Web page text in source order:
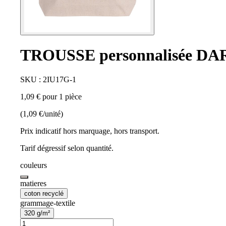
TROUSSE personnalisée
SKU : 2IU17G-1
1,09 € pour 1 pièce
(1,09 €/unité)
Prix indicatif hors marquage, hors transport.
Tarif dégressif selon quantité.
couleurs
matieres
coton recyclé
grammage-textile
320 g/m²